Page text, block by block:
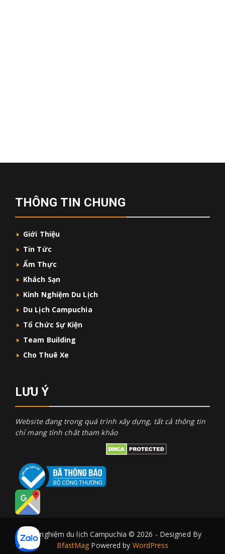
THÔNG TIN CHUNG
Giới Thiệu
Tin Tức
Ẩm Thực
Khách Sạn
Kinh Nghiệm Du Lịch
Du Lịch Campuchia
Tổ Chức Sự Kiện
Team Building
Cho Thuê Xe
LƯU Ý
Website đang trong quá trình xây dựng, tất cả thông tin
chỉ mang tính chất tham khảo
Kinh nghiệm du lịch Campuchia © 2026 - Designed By
BfastMag Powered by WordPress